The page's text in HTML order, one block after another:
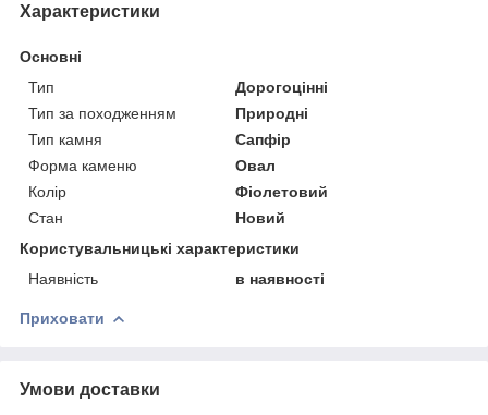
Характеристики
Основні
Тип
Дорогоцінні
Тип за походженням
Природні
Тип камня
Сапфір
Форма каменю
Овал
Колір
Фіолетовий
Стан
Новий
Користувальницькі характеристики
Наявність
в наявності
Приховати
Умови доставки